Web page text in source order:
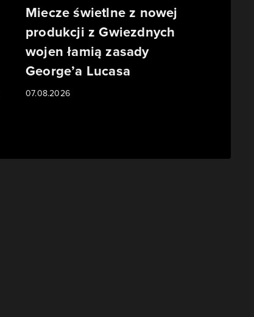
Miecze świetlne z nowej
produkcji z Gwiezdnych
wojen łamią zasady
George’a Lucasa
07.08.2026